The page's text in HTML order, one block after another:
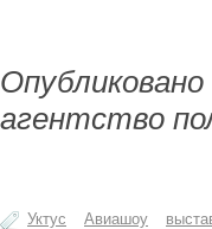
агентство
Уктус Авиашоу